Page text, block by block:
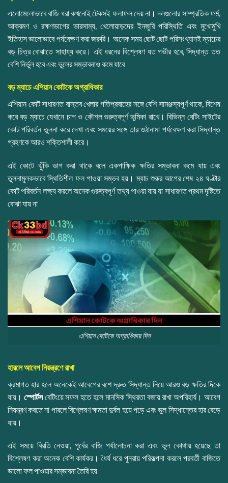
এলোমেলোভাবে বাজি ধরা কখনোই টেকসই ফলাফল দেয় না। দলগুলোর সাম্প্রতিক ফর্ম,
আক্রমণ ও রক্ষণভাগের ভারসাম্য, খেলোয়াড়দের ইনজুরি পরিস্থিতি এবং মুখোমুখি
ইতিহাস ভালোভাবে পর্যবেক্ষণ করা জরুরি। অনেক সময় ছোট ছোট পরিসংখ্যানই ম্যাচের
বড় চিত্র বোঝাতে সাহায্য করে। এই ধরনের বিশ্লেষণ যত গভীর হবে, সিদ্ধান্ত তত
বেশি নির্ভুল হবে এবং ভুলের সম্ভাবনাও কমে যাবে
বড় ম্যাচে এশিয়ান কোটকে অগ্রাধিকার
এশিয়ান কোট সাধারণত বাস্তব খেলার গতিপ্রবাহের সঙ্গে বেশি সামঞ্জস্যপূর্ণ থাকে, বিশেষ
করে বড় ম্যাচে যেখানে চাপ ও কৌশল গুরুত্বপূর্ণ ভূমিকা রাখে। বিভিন্ন বেটিং সাইটের
কোট পরিবর্তন তুলনা করে দেখা এবং সময়ের সঙ্গে তার ওঠানামা পর্যবেক্ষণ করা সিদ্ধান্ত
গ্রহণকে আরও শক্তিশালী করে।
এই কোটে ঝুঁকি ভাগ করা থাকে বলে একপাক্ষিক ক্ষতির সম্ভাবনা কমে যায় এবং
তুলনামূলকভাবে স্থিতিশীল ফল পাওয়া সম্ভব হয়। ম্যাচ শুরুর আগের শেষ ২৪ ঘণ্টার
কোট পরিবর্তন লক্ষ্য করলে অনেক গুরুত্বপূর্ণ তথ্য পাওয়া যায় যা সাধারণত প্রথম দৃষ্টিতে
বোঝা যায় না
এশিয়ান কোটকে অগ্রাধিকার দিন
হারলে আবেগ নিয়ন্ত্রণে রাখা
ক্রমাগত হার হলে অনেকেই আবেগের বশে দ্রুত সিদ্ধান্ত নিয়ে আরও বড় ক্ষতির দিকে
যায়। স্পোর্টসবেটিংয়ে সফল হতে হলে মানসিক স্থিরতা বজায় রাখা অপরিহার্য। আবেগ
নিয়ন্ত্রণ করতে না পারলে বিশ্লেষণ ক্ষমতা দুর্বল হয়ে পড়ে এবং ভুল সিদ্ধান্তের হার বেড়ে
যায়।
এই সময়ে বিরতি নেওয়া, পূর্বের বাজি পর্যালোচনা করা এবং ভুল কোথায় হয়েছে তা
বিশ্লেষণ করা অনেক বেশি কার্যকর। ধৈর্য ধরে পুনরায় পরিকল্পনা করলে পরবর্তী বাজিতে
ভালো ফল পাওয়ার সম্ভাবনা তৈরি হয়